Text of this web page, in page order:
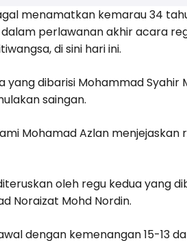
menamatkan kemarau 34
perlawanan akhir acara
di sini hari ini.
dibarisi Mohammad Syahir
saingan.
Mohamad Azlan menjejaskan
oleh regu kedua yang
Noraizat Mohd Nordin.
dengan kemenangan 15-13